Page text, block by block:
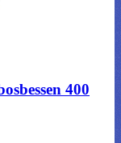
400